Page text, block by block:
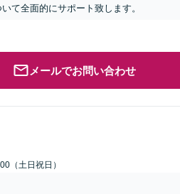
て全面的にサポート致します。
メールでお問い合わせ
（土日祝日）